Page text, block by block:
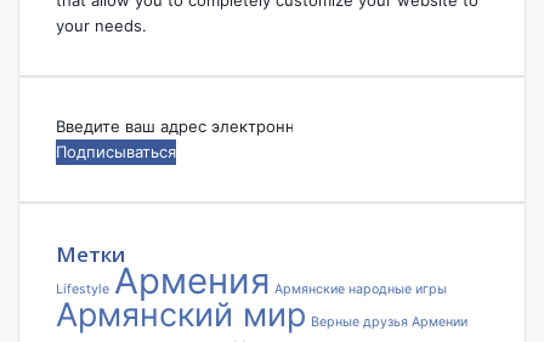
your needs.
Введите
ваш
электронной
Метки
Lifestyle Армения Армянские народные игры
Армянский мир Верные друзья Армении